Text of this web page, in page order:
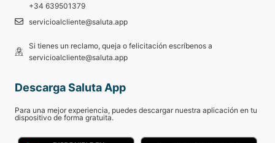
+34 639501379
servicioalcliente@saluta.app
Si tienes un reclamo, queja o felicitación escríbenos a
servicioalcliente@saluta.app
Descarga Saluta App
Para una mejor experiencia, puedes descargar nuestra aplicación en tu
dispositivo de forma gratuita.